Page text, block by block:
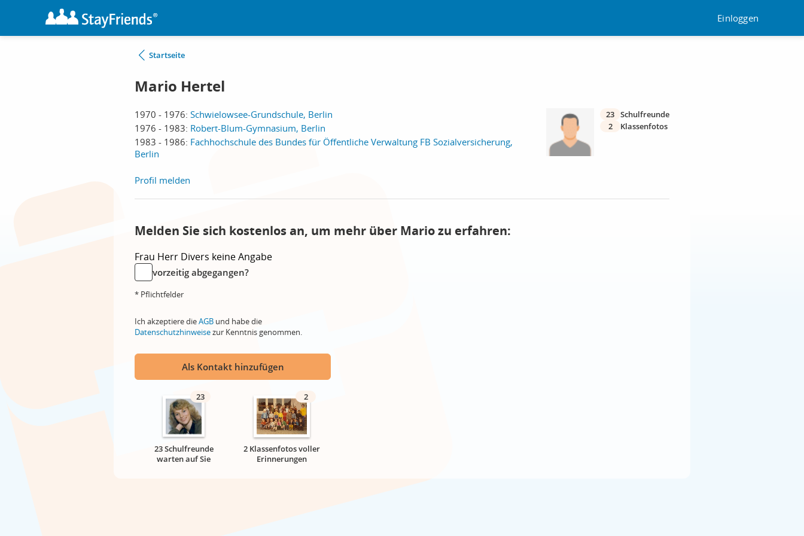
Einloggen
Startseite
Mario Hertel
1970 - 1976: Schwielowsee-Grundschule, Berlin
1976 - 1983: Robert-Blum-Gymnasium, Berlin
1983 - 1986: Fachhochschule des Bundes für Öffentliche Verwaltung FB Sozialversicherung,
Berlin
23 Schulfreunde
2
Klassenfotos
Profil melden
Melden Sie sich kostenlos an, um mehr über Mario zu erfahren:
Frau Herr Divers keine Angabe
vorzeitig abgegangen?
* Pflichtfelder
Ich akzeptiere dieAGB und habe die
Datenschutzhinweisezur Kenntnis genommen.
Als Kontakt hinzufügen
23
23 Schulfreunde
warten auf Sie
2
2 Klassenfotos voller
Erinnerungen